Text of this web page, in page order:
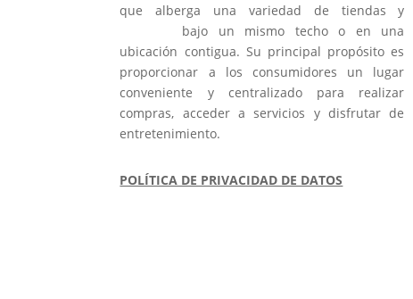
que alberga una variedad de tiendas y
bajo un mismo techo o en una
ubicación contigua. Su principal propósito es
proporcionar a los consumidores un lugar
conveniente y centralizado para realizar
compras, acceder a servicios y disfrutar de
entretenimiento.
POLÍTICA DE PRIVACIDAD DE DATOS